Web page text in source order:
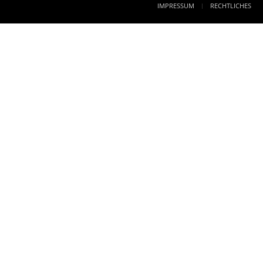
IMPRESSUM
RECHTLICHES